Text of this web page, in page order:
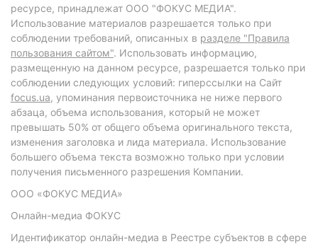
ресурсе, принадлежат ООО "ФОКУС МЕДИА".
Использование материалов разрешается только при
соблюдении требований, описанных в разделе "Правила
пользования сайтом". Использовать информацию,
размещенную на данном ресурсе, разрешается только при
соблюдении следующих условий: гиперссылки на Сайт
focus.ua, упоминания первоисточника не ниже первого
абзаца, объема использования, который не может
превышать 50% от общего объема оригинального текста,
изменения заголовка и лида материала. Использование
большего объема текста возможно только при условии
получения письменного разрешения Компании.
ООО «ФОКУС МЕДИА»
Онлайн-медиа ФОКУС
Идентификатор онлайн-медиа в Реестре субъектов в сфере